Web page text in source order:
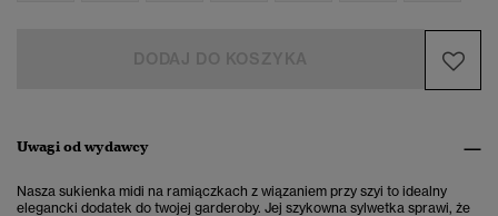
Uwagi od wydawcy
Nasza sukienka midi na ramiączkach z wiązaniem przy szyi to idealny
elegancki dodatek do twojej garderoby. Jej szykowna sylwetka sprawi, że